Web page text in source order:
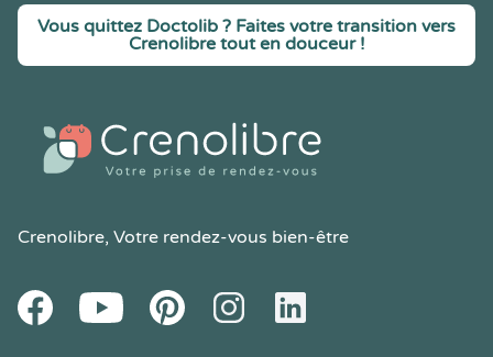
Vous quittez Doctolib ? Faites votre transition vers
Crenolibre tout en douceur !
Crenolibre, Votre rendez-vous bien-être
FacebookYoutube PinteresetInstagramLinkedIn